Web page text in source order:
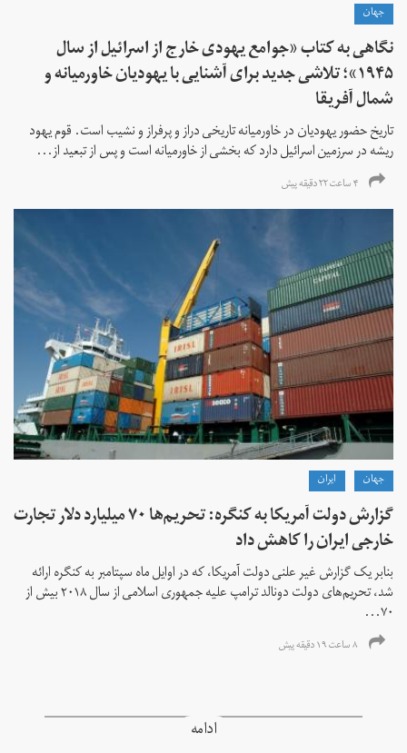
جهان
نگاهی به کتاب «جوامع یهودی خارج از اسرائیل از سال
۱۹۴۵»؛ تلاشی جدید برای آشنایی با یهودیان خاورمیانه و
شمال آفریقا
تاریخ حضور یهودیان در خاورمیانه تاریخی دراز و پرفراز و نشیب است. قوم یهود
ریشه در سرزمین اسرائیل دارد که بخشی از خاورمیانه است و پس از تبعید از...
۴ ساعت ۲۲ دقیقه پیش
جهان ايران
گزارش دولت آمریکا به کنگره: تحریم‌ها ۷۰ میلیارد دلار تجارت
خارجی ایران را کاهش داد
بنابر یک گزارش غیر علنی دولت آمریکا، که در اوایل ماه سپتامبر به کنگره ارائه
شد، تحریم‌های دولت دونالد ترامپ علیه جمهوری اسلامی از سال ۲۰۱۸ بیش از
۷۰...
۸ ساعت ۱۹ دقیقه پیش
ادامه